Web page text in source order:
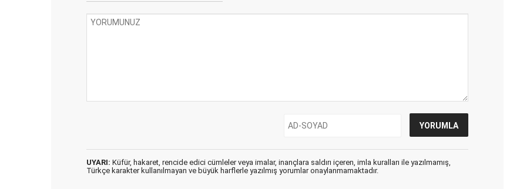
UYARI: Küfür, hakaret, rencide edici cümleler veya imalar, inançlara saldırı içeren, imla kuralları ile yazılmamış,
Türkçe karakter kullanılmayan ve büyük harflerle yazılmış yorumlar onaylanmamaktadır.